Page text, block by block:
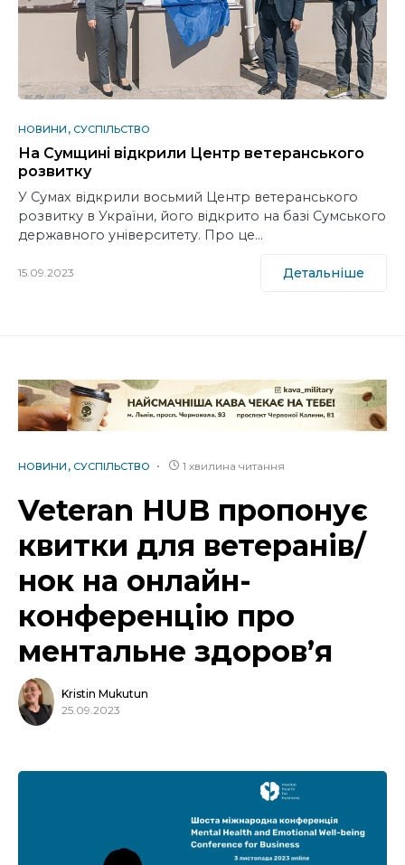
НОВИНИ СУСПІЛЬСТВО
На Сумщині відкрили Центр ветеранського
розвитку
У Сумах відкрили восьмий Центр ветеранського
розвитку в України, його відкрито на базі Сумського
державного університету. Про це…
15.09.2023 Детальніше
НОВИНИ СУСПІЛЬСТВО 1 хвилина читання
Veteran HUB пропонує
квитки для ветеранів/
нок на онлайн-
конференцію про
ментальне здоров’я
Kristin Mukutun
25.09.2023